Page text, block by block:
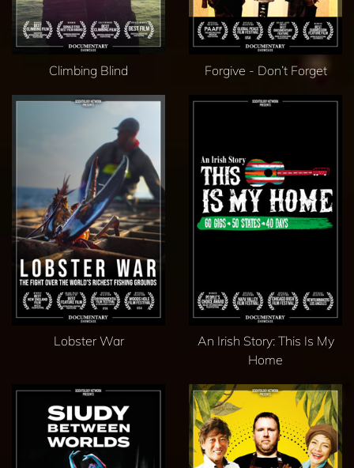
Climbing Blind Forgive - Don’t Forget
Lobster War
An Irish Story: This Is My
Home